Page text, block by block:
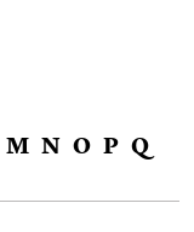
M N O P Q